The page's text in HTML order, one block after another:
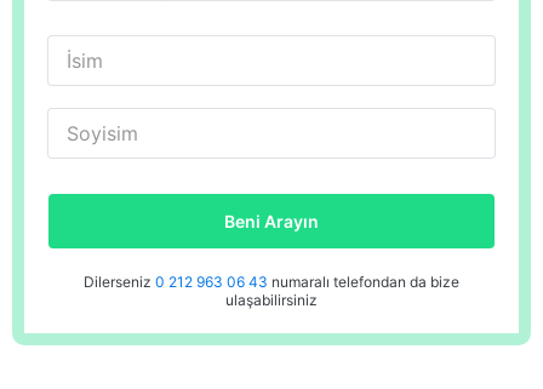
İsim
Soyisim
Beni Arayın
Dilerseniz 0 212 963 06 43 numaralı telefondan da bize
ulaşabilirsiniz